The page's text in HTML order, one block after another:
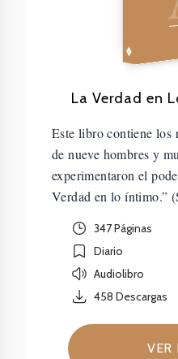
La Verdad en
Este libro contiene los
de nueve hombres y
experimentaron el
Verdad en lo íntimo.”
347 Páginas
Diario
Audiolibro
458 Descargas
VER